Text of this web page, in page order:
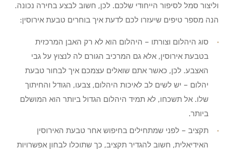
וליצור סמל לסיפור הייחודי שלכם. לכן, חשוב לבצע בחירה נכונה.
הנה מספר טיפים שיעזרו לכם לדעת איך בוחרים טבעת אירוסין:
סוג היהלום וצורתו – היהלום הוא לא רק האבן המרכזית
בטבעת אירוסין, אלא גם המרכיב הגורם לה לנצוץ על גבי
האצבע. לכן, כאשר אתם שואלים עצמכם איך לבחור טבעת
יהלום – יש לשים לב לאיכות היהלום, צבעו, הגודל והחיתוך
שלו. אל תשכחו, לא תמיד היהלום הגדול ביותר הוא המושלם
ביותר.
תקציב – לפני שמתחילים בחיפוש אחר טבעת האירוסין
האידיאלית, חשוב להגדיר תקציב, כך שתוכלו לבחון אפשרויות